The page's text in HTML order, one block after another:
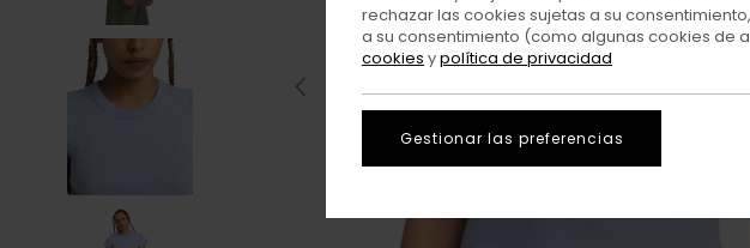
rechazar las cookies sujetas a su
a su consentimiento (como algunas cookies de
cookies ypolítica de privacidad
Gestionar las preferencias